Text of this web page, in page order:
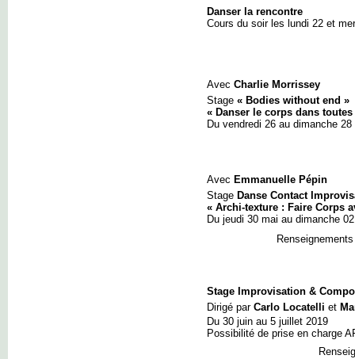
Danser la rencontre
Cours du soir les lundi 22 et
Avec Charlie Morrissey
Stage « Bodies without end »
« Danser le corps dans
Du vendredi 26 au dimanche
Avec Emmanuelle Pépin
Stage Danse Contact
« Archi-texture : Faire Corps
Du jeudi 30 mai au dimanche
Stage Improvisation &
Dirigé par Carlo Locatelli et
Du 30 juin au 5 juillet 2019
Possibilité de prise en charge